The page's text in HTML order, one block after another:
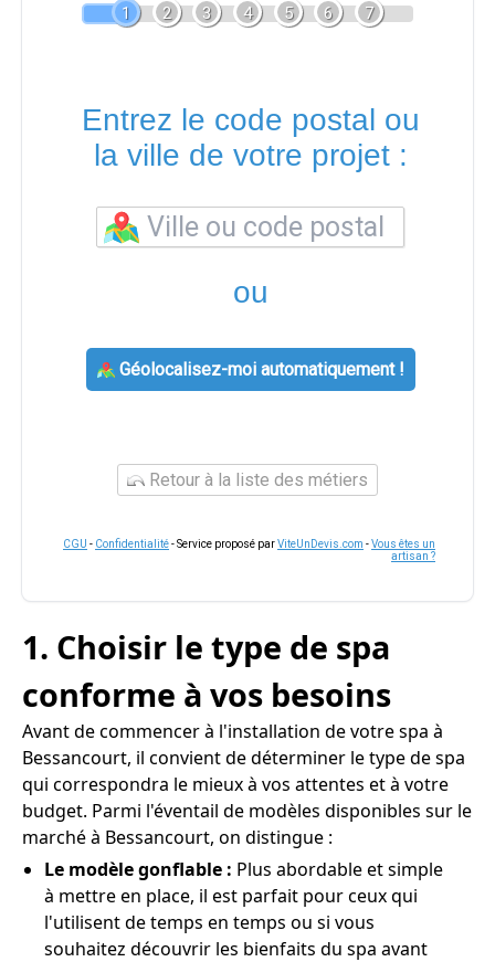
1 2 3 4 5 6 7
Entrez le code postal ou
la ville de votre projet :
ou
Géolocalisez-moi automatiquement !
Retour à la liste des métiers
CGU - Confidentialité- Service proposé parViteUnDevis.com -Vous êtes un
artisan ?
1. Choisir le type de spa
conforme à vos besoins
Avant de commencer à l'installation de votre spa à
Bessancourt, il convient de déterminer le type de spa
qui correspondra le mieux à vos attentes et à votre
budget. Parmi l'éventail de modèles disponibles sur le
marché à Bessancourt, on distingue :
Le modèle gonflable : Plus abordable et simple
à mettre en place, il est parfait pour ceux qui
l'utilisent de temps en temps ou si vous
souhaitez découvrir les bienfaits du spa avant